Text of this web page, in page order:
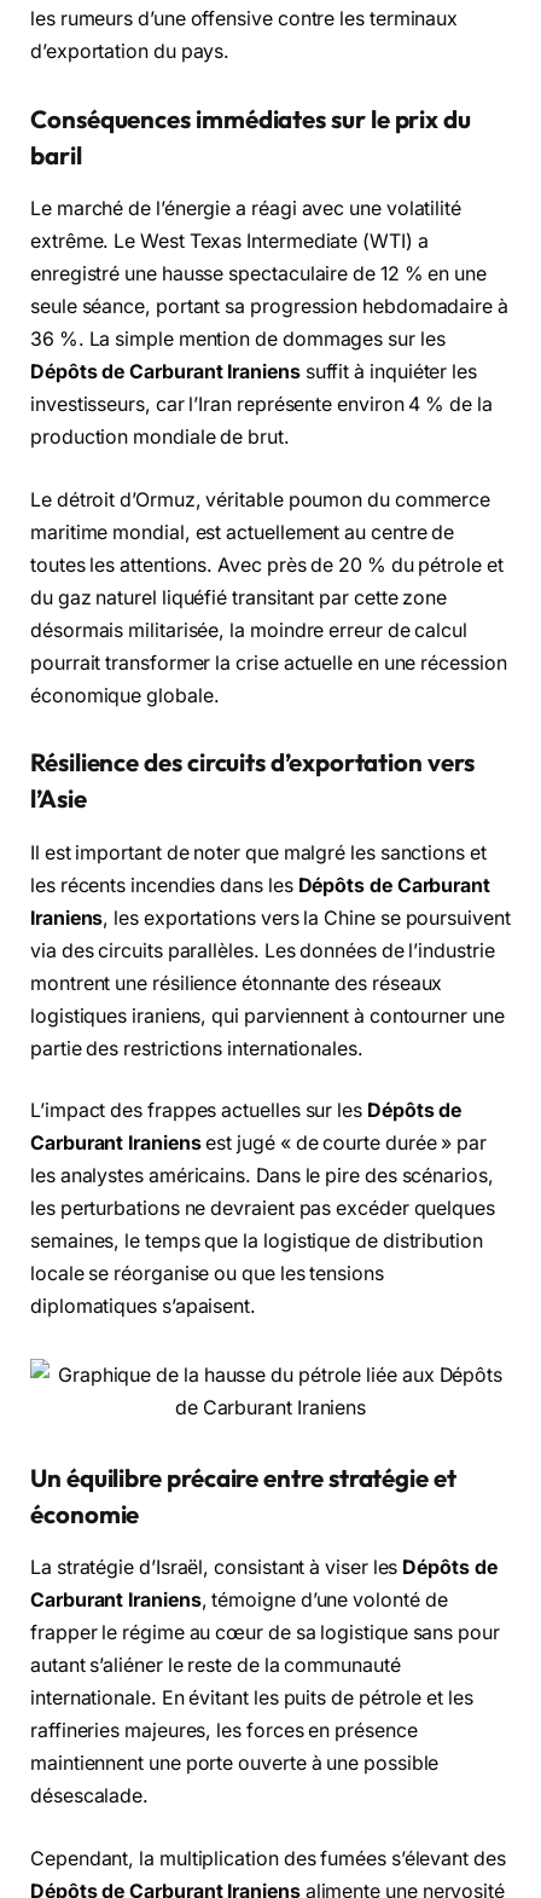
les rumeurs d’une offensive contre les terminaux
d’exportation du pays.
Conséquences immédiates sur le prix du
baril
Le marché de l’énergie a réagi avec une volatilité
extrême. Le West Texas Intermediate (WTI) a
enregistré une hausse spectaculaire de 12 % en une
seule séance, portant sa progression hebdomadaire à
36 %. La simple mention de dommages sur les
Dépôts de Carburant Iranienssuffit à inquiéter les
investisseurs, car l’Iran représente environ 4 % de la
production mondiale de brut.
Le détroit d’Ormuz, véritable poumon du commerce
maritime mondial, est actuellement au centre de
toutes les attentions. Avec près de 20 % du pétrole et
du gaz naturel liquéfié transitant par cette zone
désormais militarisée, la moindre erreur de calcul
pourrait transformer la crise actuelle en une récession
économique globale.
Résilience des circuits d’exportation vers
l’Asie
Il est important de noter que malgré les sanctions et
les récents incendies dans les Dépôts de Carburant
Iraniens, les exportations vers la Chine se poursuivent
via des circuits parallèles. Les données de l’industrie
montrent une résilience étonnante des réseaux
logistiques iraniens, qui parviennent à contourner une
partie des restrictions internationales.
L’impact des frappes actuelles sur les Dépôts de
Carburant Iraniensest jugé « de courte durée » par
les analystes américains. Dans le pire des scénarios,
les perturbations ne devraient pas excéder quelques
semaines, le temps que la logistique de distribution
locale se réorganise ou que les tensions
diplomatiques s’apaisent.
Un équilibre précaire entre stratégie et
économie
La stratégie d’Israël, consistant à viser les Dépôts de
Carburant Iraniens, témoigne d’une volonté de
frapper le régime au cœur de sa logistique sans pour
autant s’aliéner le reste de la communauté
internationale. En évitant les puits de pétrole et les
raffineries majeures, les forces en présence
maintiennent une porte ouverte à une possible
désescalade.
Cependant, la multiplication des fumées s’élevant des
Dépôts de Carburant Iraniensalimente une nervosité